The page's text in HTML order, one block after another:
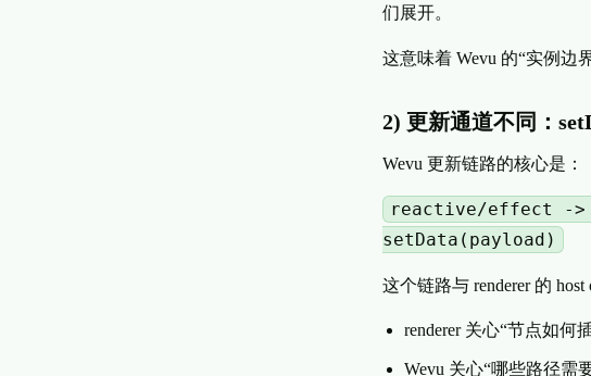
们展开。
这意味着 Wevu 的“实例边
2) 更新通道不同：
Wevu 更新链路的核心是：
reactive/effect ->
setData(payload)
这个链路与 renderer 的
renderer 关心“节点如何
Wevu 关心“哪些路径需